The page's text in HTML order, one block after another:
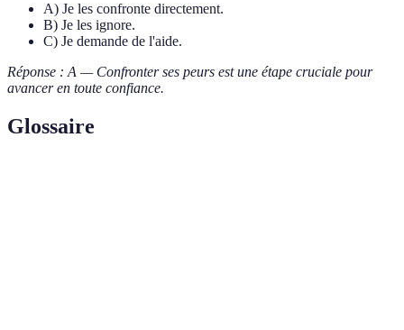
A) Je les confronte directement.
B) Je les ignore.
C) Je demande de l'aide.
Réponse : A — Confronter ses peurs est une étape cruciale pour
avancer en toute confiance.
Glossaire